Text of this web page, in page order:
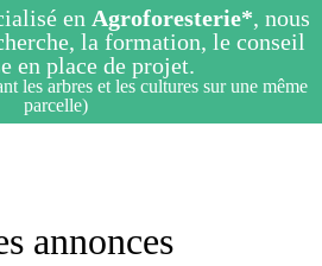
en Agroforesterie*, nous
la formation, le conseil
en place de projet.
les arbres et les cultures sur une même
parcelle)
annonces